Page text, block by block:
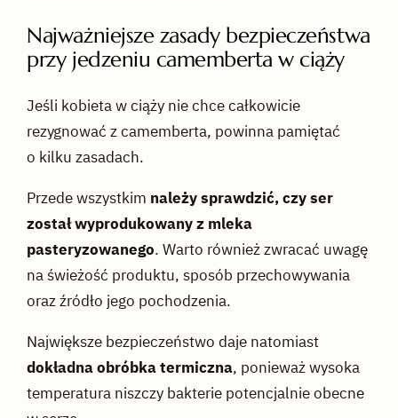
Najważniejsze zasady bezpieczeństwa
przy jedzeniu camemberta w ciąży
Jeśli kobieta w ciąży nie chce całkowicie
rezygnować z camemberta, powinna pamiętać
o kilku zasadach.
Przede wszystkim należy sprawdzić, czy ser
został wyprodukowany z mleka
pasteryzowanego. Warto również zwracać uwagę
na świeżość produktu, sposób przechowywania
oraz źródło jego pochodzenia.
Największe bezpieczeństwo daje natomiast
dokładna obróbka termiczna, ponieważ wysoka
temperatura niszczy bakterie potencjalnie obecne